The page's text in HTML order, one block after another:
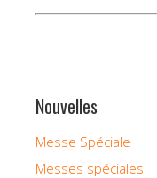
Nouvelles
Messe Spéciale
Messes spéciales